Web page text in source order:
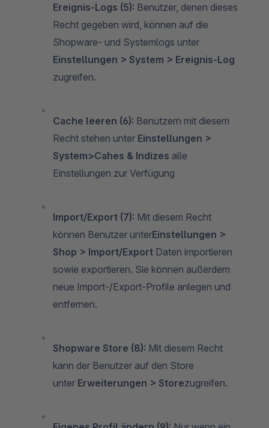
Ereignis-Logs (5): Benutzer, denen dieses
Recht gegeben wird, können auf die
Shopware- und Systemlogs unter
Einstellungen > System > Ereignis-Log
zugreifen.
Cache leeren (6): Benutzern mit diesem
Recht stehen unter Einstellungen >
System>Cahes & Indizes alle
Einstellungen zur Verfügung
Import/Export (7): Mit diesem Recht
können Benutzer unterEinstellungen >
Shop > Import/Export Daten importieren
sowie exportieren. Sie können außerdem
neue Import-/Export-Profile anlegen und
entfernen.
Shopware Store (8): Mit diesem Recht
kann der Benutzer auf den Store
unter Erweiterungen > Storezugreifen.